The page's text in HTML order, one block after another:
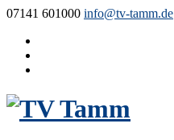
07141 601000 info@tv-tamm.de